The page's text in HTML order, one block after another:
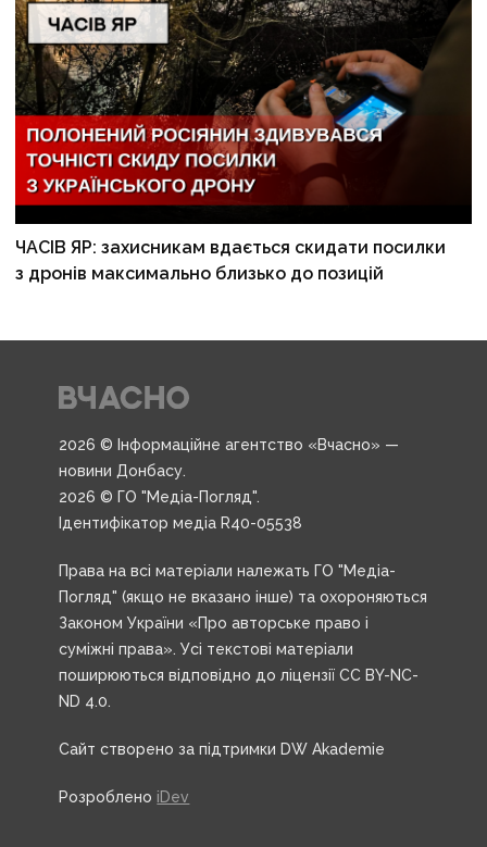
ЧАСІВ ЯР: захисникам вдається скидати посилки
з дронів максимально близько до позицій
2026 © Інформаційне агентство «Вчасно» —
новини Донбасу.
2026 © ГО "Медіа-Погляд".
Ідентифікатор медіа R40-05538
Права на всі матеріали належать ГО "Медіа-
Погляд" (якщо не вказано інше) та охороняються
Законом України «Про авторське право і
суміжні права». Усі текстові матеріали
поширюються відповідно до ліцензії CC BY-NC-
ND 4.0.
Сайт створено за підтримки DW Akademie
Розроблено iDev